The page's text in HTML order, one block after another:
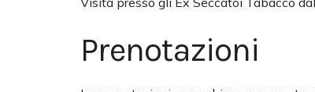
Prenotazioni